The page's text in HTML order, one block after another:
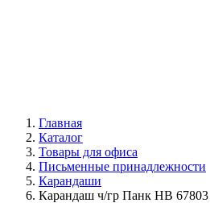
Главная
Каталог
Товары для офиса
Письменные принадлежности
Карандаши
Карандаш ч/гр Панк НВ 67803